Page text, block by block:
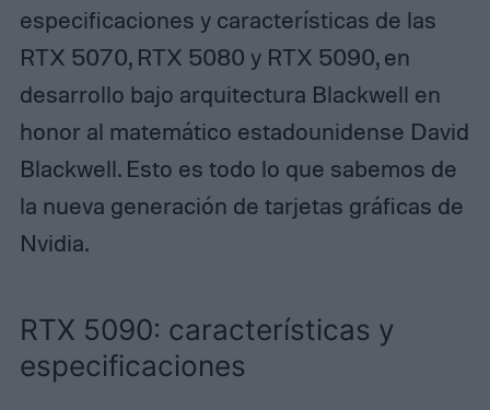
especificaciones y características de las
RTX 5070, RTX 5080 y RTX 5090, en
desarrollo bajo arquitectura Blackwell en
honor al matemático estadounidense David
Blackwell. Esto es todo lo que sabemos de
la nueva generación de tarjetas gráficas de
Nvidia.
RTX 5090: características y
especificaciones